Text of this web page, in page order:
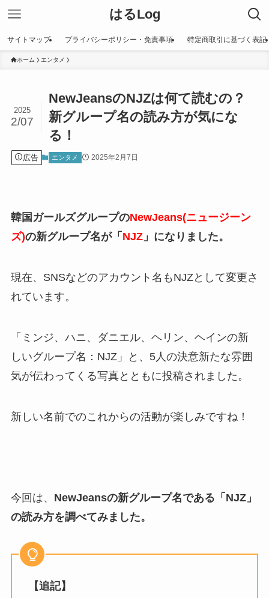
はるLog
サイトマップ プライバシーポリシー・免責事項 特定商取引に基づく表記
ホーム エンタメ
NewJeansのNJZは何て読むの？
新グループ名の読み方が気にな
る！
2025
2/07
広告 エンタメ 2025年2月7日
韓国ガールズグループのNewJeans(ニュージーン
ズ)の新グループ名が「 NJZ」になりました。
現在、SNSなどのアカウント名もNJZとして変更さ
れています。
「ミンジ、ハニ、ダニエル、ヘリン、 ヘインの新
しいグループ名：NJZ」と、5人の決意新たな雰囲
気が伝わってくる写真とともに投稿されました。
新しい名前でのこれからの活動が楽しみですね！
今回は、 NewJeansの新グループ名である「NJZ」
の読み方を調べてみました。
【追記】